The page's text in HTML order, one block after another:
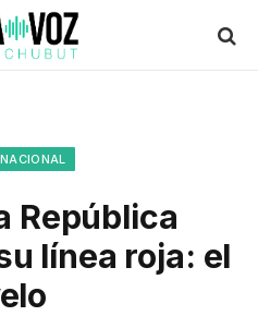
República
línea roja: el